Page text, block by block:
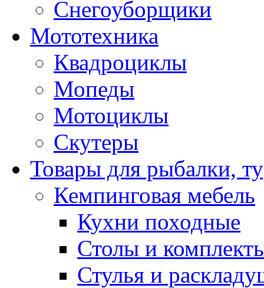
Снегоуборщики
Мототехника
Квадроциклы
Мопеды
Мотоциклы
Скутеры
Товары для рыбалки,
Кемпинговая мебель
Кухни походные
Столы и
Стулья и